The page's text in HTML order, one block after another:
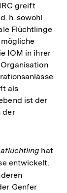
greift
h. sowohl
Flüchtlinge
IOM in ihrer
als
ist der
der
hat
entwickelt.Zur
Genfer